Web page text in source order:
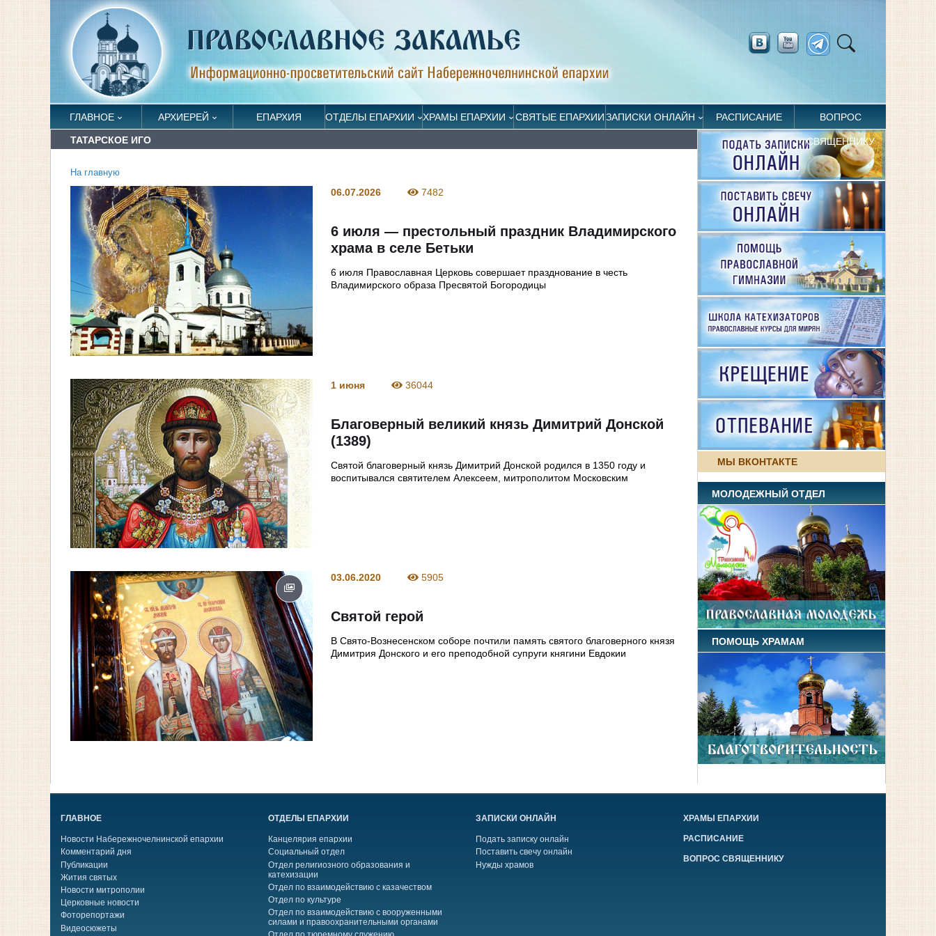
ГЛАВНОЕ АРХИЕРЕЙ ЕПАРХИЯ ОТДЕЛЫ ЕПАРХИИ ХРАМЫ ЕПАРХИИ СВЯТЫЕ ЕПАРХИИЗАПИСКИ ОНЛАЙН РАСПИСАНИЕ ВОПРОС
СВЯЩЕННИКУ
ТАТАРСКОЕ ИГО
На главную
06.07.2026 7482
6 июля — престольный праздник Владимирского
храма в селе Бетьки
6 июля Православная Церковь совершает празднование в честь
Владимирского образа Пресвятой Богородицы
1 июня 36044
Благоверный великий князь Димитрий Донской
(1389)
Святой благоверный князь Димитрий Донской родился в 1350 году и
воспитывался святителем Алексеем, митрополитом Московским
03.06.2020 5905
Святой герой
В Свято-Вознесенском соборе почтили память святого благоверного князя
Димитрия Донского и его преподобной супруги княгини Евдокии
МЫ ВКОНТАКТЕ
МОЛОДЕЖНЫЙ ОТДЕЛ
ПОМОЩЬ ХРАМАМ
ГЛАВНОЕ
Новости Набережночелнинской епархии
Комментарий дня
Публикации
Жития святых
Новости митрополии
Церковные новости
Фоторепортажи
Видеосюжеты
ОТДЕЛЫ ЕПАРХИИ
Канцелярия епархии
Социальный отдел
Отдел религиозного образования и
катехизации
Отдел по взаимодействию с казачеством
Отдел по культуре
Отдел по взаимодействию с вооруженными
силами и правоохранительными органами
ЗАПИСКИ ОНЛАЙН
Подать записку онлайн
Поставить свечу онлайн
Нужды храмов
ХРАМЫ ЕПАРХИИ
РАСПИСАНИЕ
ВОПРОС СВЯЩЕННИКУ